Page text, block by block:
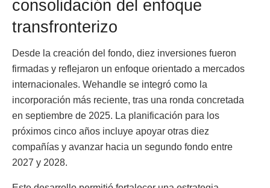
consolidación del enfoque
transfronterizo
Desde la creación del fondo, diez inversiones fueron
firmadas y reflejaron un enfoque orientado a mercados
internacionales. Wehandle se integró como la
incorporación más reciente, tras una ronda concretada
en septiembre de 2025. La planificación para los
próximos cinco años incluye apoyar otras diez
compañías y avanzar hacia un segundo fondo entre
2027 y 2028.